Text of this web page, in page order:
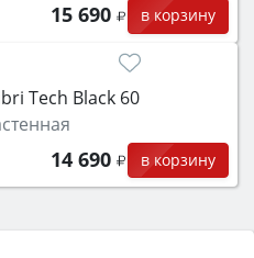
15 690 в корзину
Tech Black 60
14 690 в корзину